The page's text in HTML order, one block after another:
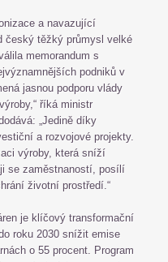
a navazující
český těžký průmysl velké
memorandum s
podniků v
jasnou podporu vlády
říká ministr
„Jedině díky
a rozvojové projekty.
výroby, která sníží
se zaměstnaností, posílí
životní prostředí.“
je klíčový transformační
roku 2030 snížit emise
o 55 procent. Program